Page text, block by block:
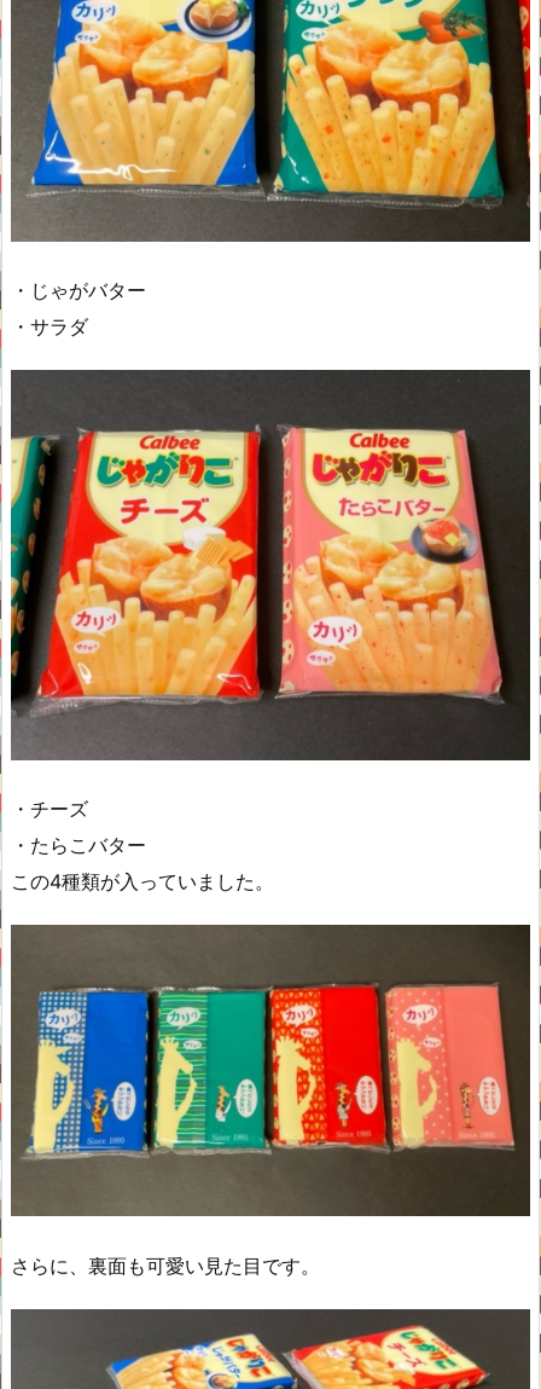
・じゃがバター
・サラダ
・チーズ
・たらこバター
この4種類が入っていました。
さらに、裏面も可愛い見た目です。